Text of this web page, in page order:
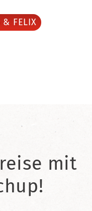
& FELIX
mit